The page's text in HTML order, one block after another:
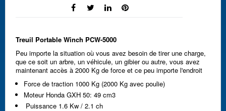
Treuil Portable Winch PCW-5000
Peu importe la situation où vous avez besoin de tirer une charge,
que ce soit un arbre, un véhicule, un gibier ou autre, vous avez
maintenant accès à 2000 Kg de force et ce peu importe l'endroit
Force de traction 1000 Kg (2000 Kg avec poulie)
Moteur Honda GXH 50: 49 cm3
Puissance 1.6 Kw / 2.1 ch